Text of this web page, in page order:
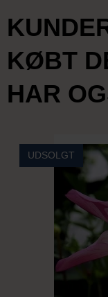
KØBT
HAR
UDSOLGT